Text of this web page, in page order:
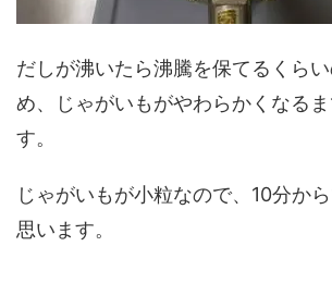
だしが沸いたら沸騰を保てるくら
め、じゃがいもがやわらかくなる
す。
じゃがいもが小粒なので、10分か
思います。